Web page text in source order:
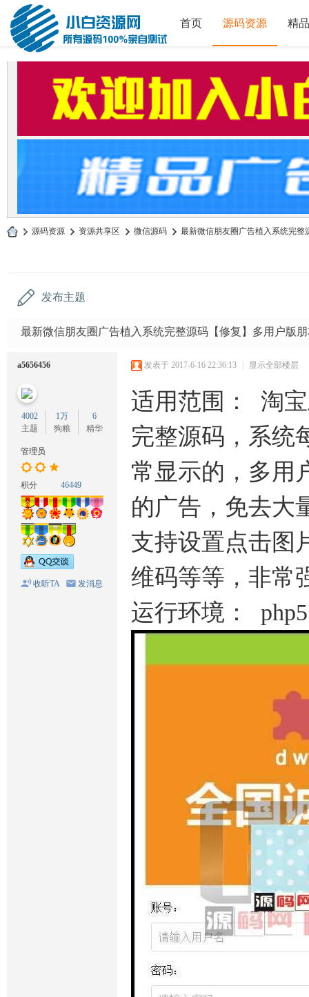
首页 源码资源 精
» 源码资源 › 资源共享区 › 微信源码 › 最新微信朋友圈广告植入系统完整
发布主题
最新微信朋友圈广告植入系统完整源码【修复】多用户版
a5656456
4002
主题
1万
狗粮
6
精华
管理员
积分 46449
收听TA 发消息
发表于 2017-6-16 22:36:13 | 显示全部楼层
适用范围： 淘
完整源码，系统
常显示的，多用
的广告，免去大
支持设置点击图
维码等等，非常
运行环境：